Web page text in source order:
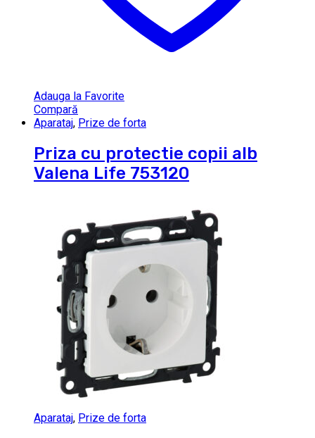
Adauga la Favorite
Compară
Aparataj, Prize de forta
Priza cu protectie copii alb
Valena Life 753120
Aparataj, Prize de forta